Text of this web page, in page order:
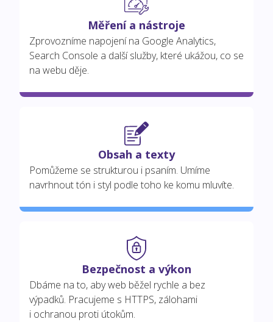
Měření a nástroje
Zprovozníme napojení na Google Analytics,
Search Console a další služby, které ukážou, co se
na webu děje.
Obsah a texty
Pomůžeme se strukturou i psaním. Umíme
navrhnout tón i styl podle toho ke komu mluvíte.
Bezpečnost a výkon
Dbáme na to, aby web běžel rychle a bez
výpadků. Pracujeme s HTTPS, zálohami
i ochranou proti útokům.